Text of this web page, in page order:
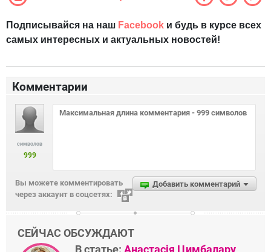
Подписывайся на наш Facebook и будь в курсе всех
самых интересных и актуальных новостей!
Комментарии
символов
999
Добавить комментарий
Вы можете комментировать
через аккаунт в соцсетях:
СЕЙЧАС ОБСУЖДАЮТ
В статье: Анастасія Цимбалару